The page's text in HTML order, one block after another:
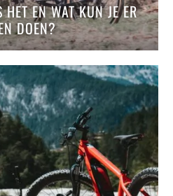
EN WAT KUN JE ER
DOEN?